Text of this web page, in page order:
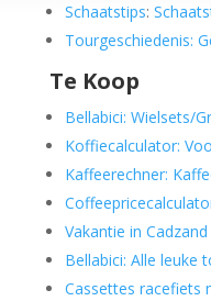
Schaatstips:
Tourgeschiedenis:
Te Koop
Bellabici: Wielsets/
Koffiecalculator:
Kaffeerechner:
Vakantie in Cadzand
Bellabici: Alle leuke
Cassettes racefiets